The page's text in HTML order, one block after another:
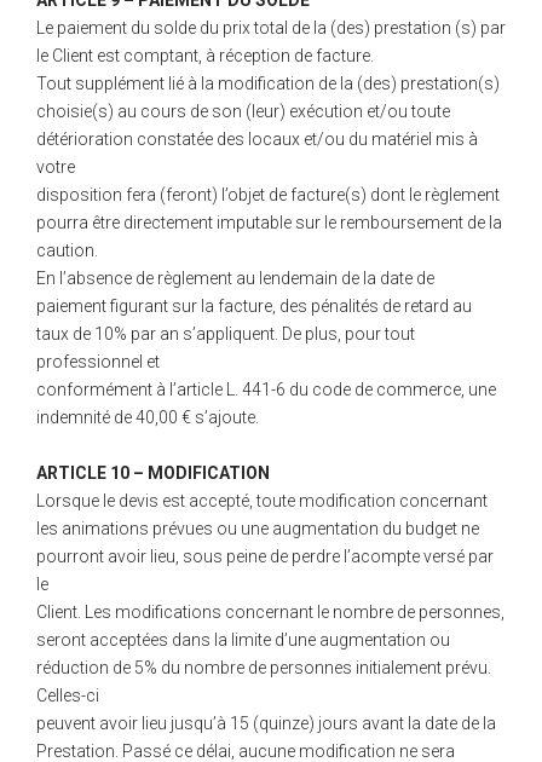
Le paiement du solde du prix total de la (des) prestation (s) par
le Client est comptant, à réception de facture.
Tout supplément lié à la modification de la (des) prestation(s)
choisie(s) au cours de son (leur) exécution et/ou toute
détérioration constatée des locaux et/ou du matériel mis à
votre
disposition fera (feront) l’objet de facture(s) dont le règlement
pourra être directement imputable sur le remboursement de la
caution.
En l’absence de règlement au lendemain de la date de
paiement figurant sur la facture, des pénalités de retard au
taux de 10% par an s’appliquent. De plus, pour tout
professionnel et
conformément à l’article L. 441-6 du code de commerce, une
indemnité de 40,00 € s’ajoute.
ARTICLE 10 – MODIFICATION
Lorsque le devis est accepté, toute modification concernant
les animations prévues ou une augmentation du budget ne
pourront avoir lieu, sous peine de perdre l’acompte versé par
le
Client. Les modifications concernant le nombre de personnes,
seront acceptées dans la limite d’une augmentation ou
réduction de 5% du nombre de personnes initialement prévu.
Celles-ci
peuvent avoir lieu jusqu’à 15 (quinze) jours avant la date de la
Prestation. Passé ce délai, aucune modification ne sera